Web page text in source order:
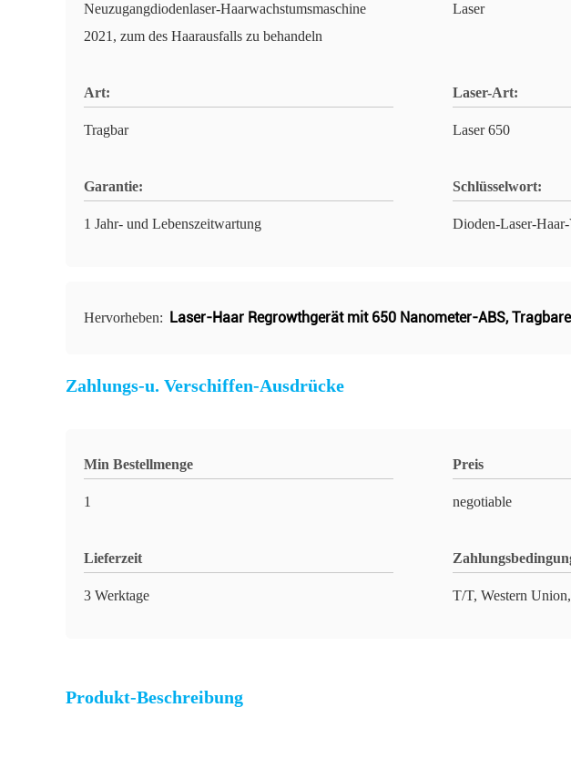
Neuzugangdiodenlaser-Haarwachstumsmaschine
2021, zum des Haarausfalls zu behandeln
Laser
Art:
Tragbar
Laser-Art:
Laser 650
Garantie:
1 Jahr- und Lebenszeitwartung
Schlüsselwort:
Dioden-Laser-
Hervorheben: Laser-Haar Regrowthgerät mit 650 Nanometer-ABS,
Zahlungs-u. Verschiffen-Ausdrücke
Min Bestellmenge
1
Preis
negotiable
Lieferzeit
3 Werktage T/T, Western
Produkt-Beschreibung